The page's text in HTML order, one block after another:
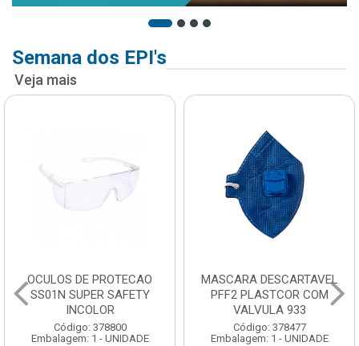
Semana dos EPI's
Veja mais
OCULOS DE PROTECAO
SS01N SUPER SAFETY
INCOLOR
Código: 378800
Embalagem: 1 - UNIDADE
MASCARA DESCARTAVEL
PFF2 PLASTCOR COM
VALVULA 933
Código: 378477
Embalagem: 1 - UNIDADE